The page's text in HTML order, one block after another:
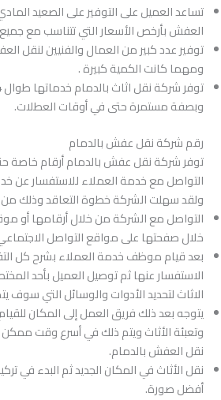
تساعد العميل على التوفير على الصعيد
العفش بأرخص الأسعار التي تتناسب مع
توفير عدد كبير من العمال والفنيين لنقل
ومهما كانت الكمية كبيرة .
وبصفة مستمرة حتى في أوقات العطلات.
رقم شركة نقل عفش بالدمام
توفر شركة نقل عفش بالدمام أرقام خاصة
التواصل مع خدمة العملاء للاستفسار عن
ولقد سهلت الشركة خطوة التعاقد وذلك من
التواصل مع الشركة من خلال أرقامها أو
خلال صفحتها على مواقع التواصل
بعد قيام موظف خدمة العملاء بشرح كل
الاستفسار عنها ثم توصيل العميل بأحد
الاثاث لتحديد الأدوات والوسائل التي سوف
يتوجه بعد ذلك فريق العمل إلى المكان
وتعبئة الأثاث ويتم ذلك في أسرع وقت
نقل العفش بالدمام.
نقل الأثاث في المكان الجديد ثم البدء في
أفضل صورة.